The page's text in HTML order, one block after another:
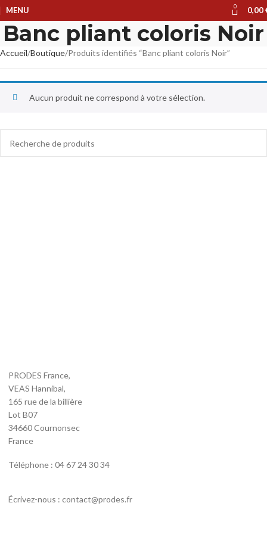
MENU 0 0,00
Banc pliant coloris Noir
Accueil Boutique Produits identifiés “Banc pliant coloris Noir”
Aucun produit ne correspond à votre sélection.
PRODES France,
VEAS Hannibal,
165 rue de la billière
Lot B07
34660 Cournonsec
France
Téléphone : 04 67 24 30 34
Écrivez-nous : contact@prodes.fr